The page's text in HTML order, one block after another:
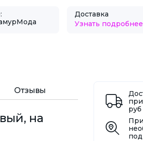
Доставка
Узнать подробнее
Отзывы
на
руб
под